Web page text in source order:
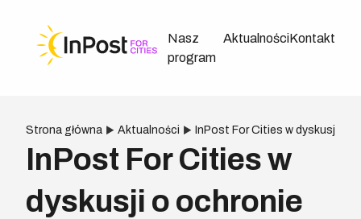
Nasz
program
AktualnościKontakt
Strona główna Aktualności InPost For Cities w dyskusji o
InPost For Cities w
dyskusji o ochronie